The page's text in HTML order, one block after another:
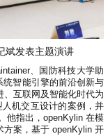
斌发表主题演讲
、国防科技大学助
智能引擎的前沿创新与
互联网及智能化时代为
机交互设计的案例，并
他指出，openKylin 在模
方案，基于 openKylin 开